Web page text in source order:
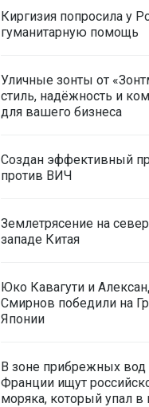
Киргизия попросила у
гуманитарную помощь
Уличные зонты от
стиль, надёжность и
для вашего бизнеса
Создан эффективный
против ВИЧ
Землетрясение на
западе Китая
Юко Кавагути и
Смирнов победили на
Японии
В зоне прибрежных вод
Франции ищут
моряка, который упал в